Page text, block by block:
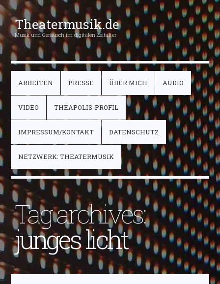
Theatermusik.de
Musik und Geräusch im digitalen Zeitalter
ARBEITEN PRESSE ÜBER MICH AUDIO
VIDEO THEAPOLIS-PROFIL
IMPRESSUM/KONTAKT DATENSCHUTZ
NETZWERK: THEATERMUSIK
Tag archives:
junges licht